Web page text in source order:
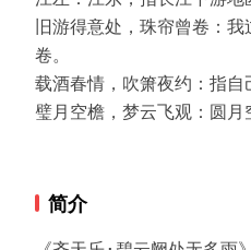
旧游得意处，珠帘曾卷：
卷。
载酒春情，吹箫夜约：指自
璧月空檐，梦云飞观：圆月
简介